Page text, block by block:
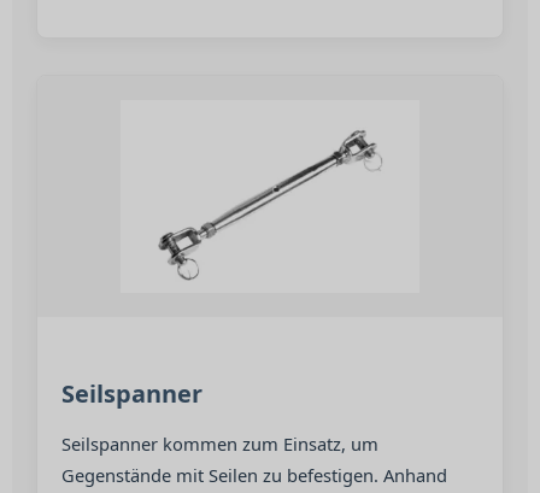
Seilspanner
Seilspanner kommen zum Einsatz, um
Gegenstände mit Seilen zu befestigen. Anhand